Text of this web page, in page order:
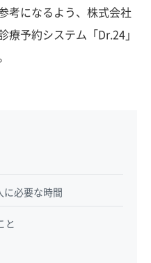
考になるよう、株式会社
療予約システム「Dr.24」
に必要な時間
と